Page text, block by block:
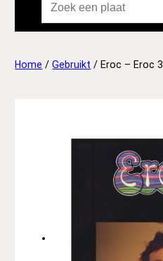
Home /Gebruikt / Eroc – Eroc 3